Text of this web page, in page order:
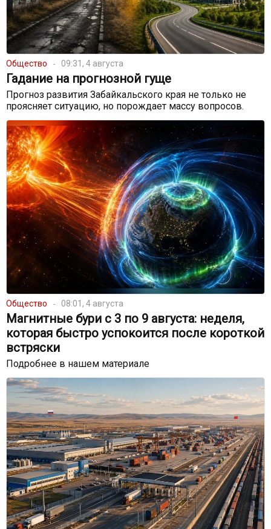
Общество 09:31, 4 августа
Гадание на прогнозной гуще
Прогноз развития Забайкальского края не только не
проясняет ситуацию, но порождает массу вопросов.
Общество 08:01, 4 августа
Магнитные бури с 3 по 9 августа: неделя,
которая быстро успокоится после короткой
встряски
Подробнее в нашем материале